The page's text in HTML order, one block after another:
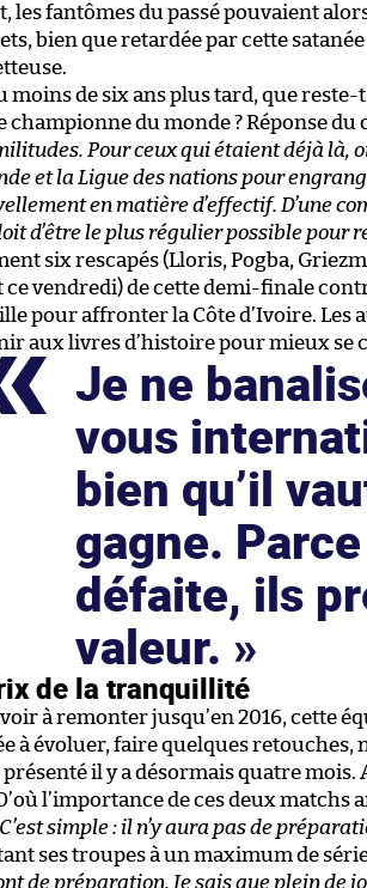
les fantômes du passé pouvaient
bien que retardée par cette
moins de six ans plus tard, que
championne du monde ? Réponse du
Pour ceux qui étaient déjà là,
et la Ligue des nations pour
en matière d’effectif. D’une
d’être le plus régulier possible pour
six rescapés (Lloris, Pogba,
ce vendredi) de cette demi-finale
pour affronter la Côte d’Ivoire. Les
aux livres d’histoire pour mieux se
Je ne
vous
bien qu’il
gagne.
défaite, ils
valeur.
de la tranquillité
à remonter jusqu’en 2016, cette
à évoluer, faire quelques retouches,
présenté il y a désormais quatre mois.
l’importance de ces deux matchs
simple : il n’y aura pas de
ses troupes à un maximum de
de préparation. Je sais que plein de